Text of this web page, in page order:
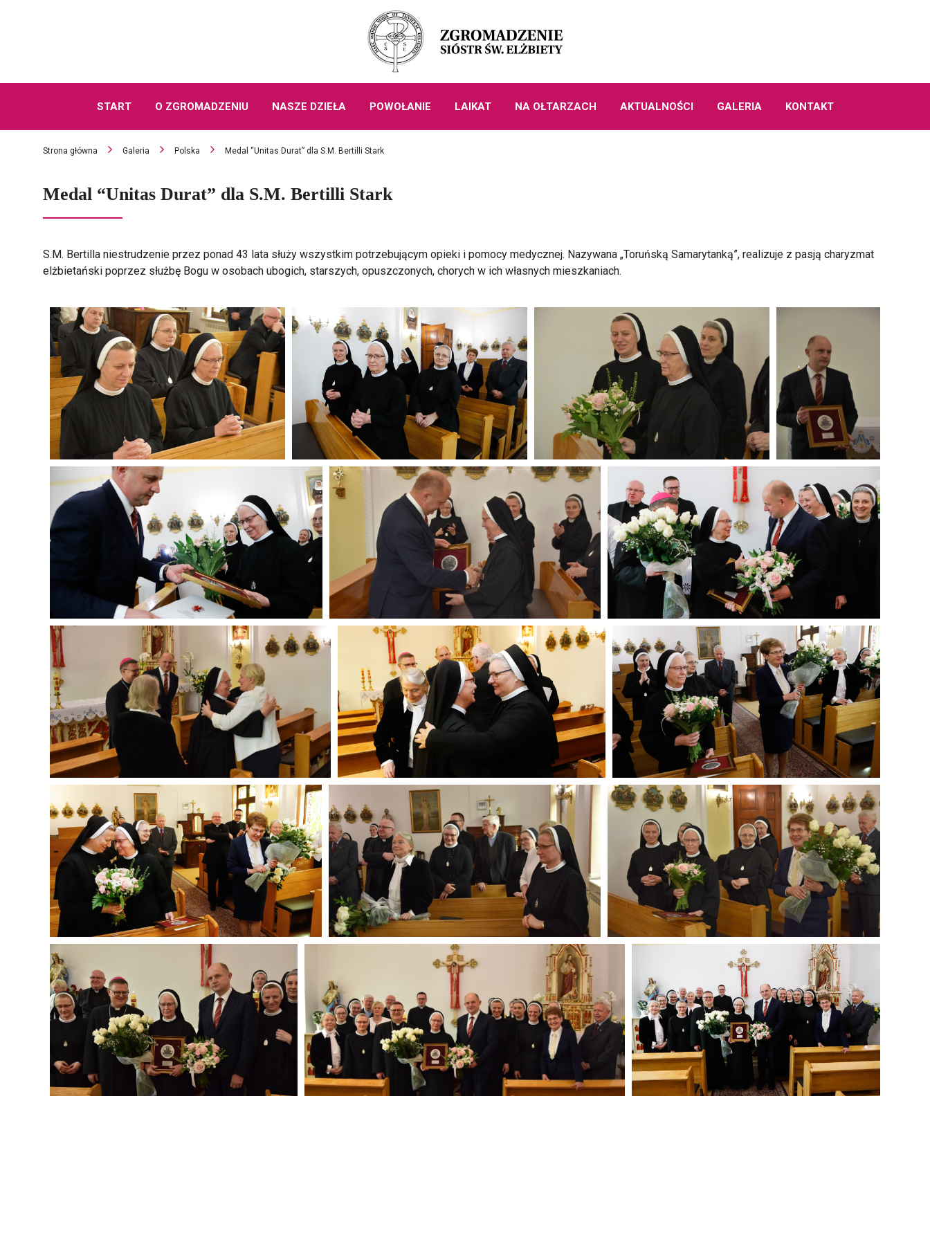
START O ZGROMADZENIU NASZE DZIEŁA POWOŁANIE LAIKAT NA OŁTARZACH AKTUALNOŚCI GALERIA KONTAKT
Strona główna Galeria Polska Medal “Unitas Durat” dla S.M. Bertilli Stark
Medal “Unitas Durat” dla S.M. Bertilli Stark
S.M. Bertilla niestrudzenie przez ponad 43 lata służy wszystkim potrzebującym opieki i pomocy medycznej. Nazywana „Toruńską Samarytanką”, realizuje z pasją charyzmat
elżbietański poprzez służbę Bogu w osobach ubogich, starszych, opuszczonych, chorych w ich własnych mieszkaniach.